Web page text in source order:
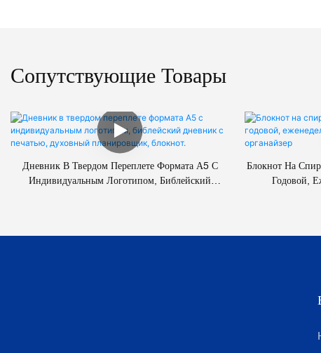
Сопутствующие Товары
Дневник В Твердом Переплете Формата А5 С
Индивидуальным Логотипом, Библейский
Блокнот На
Годовой,